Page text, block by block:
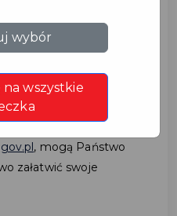
serwisu
, mogą Państwo
załatwić swoje
wybór
na wszystkie